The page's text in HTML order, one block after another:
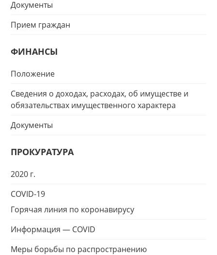
Документы
Прием граждан
ФИНАНСЫ
Положение
Сведения о доходах, расходах, об имуществе и
обязательствах имущественного характера
Документы
ПРОКУРАТУРА
2020 г.
COVID-19
Горячая линия по коронавирусу
Информация — COVID
Меры борьбы по распространению